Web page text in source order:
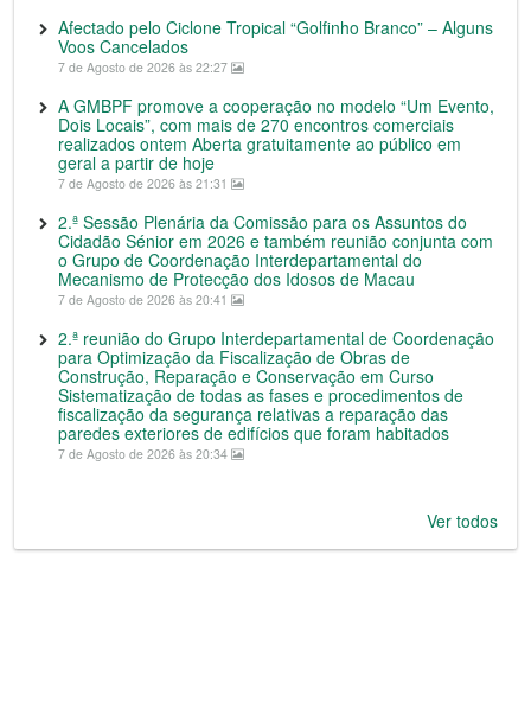
Afectado pelo Ciclone Tropical “Golfinho Branco” – Alguns
Voos Cancelados
7 de Agosto de 2026 às 22:27
A GMBPF promove a cooperação no modelo “Um Evento,
Dois Locais”, com mais de 270 encontros comerciais
realizados ontem Aberta gratuitamente ao público em
geral a partir de hoje
7 de Agosto de 2026 às 21:31
2.ª Sessão Plenária da Comissão para os Assuntos do
Cidadão Sénior em 2026 e também reunião conjunta com
o Grupo de Coordenação Interdepartamental do
Mecanismo de Protecção dos Idosos de Macau
7 de Agosto de 2026 às 20:41
2.ª reunião do Grupo Interdepartamental de Coordenação
para Optimização da Fiscalização de Obras de
Construção, Reparação e Conservação em Curso
Sistematização de todas as fases e procedimentos de
fiscalização da segurança relativas a reparação das
paredes exteriores de edifícios que foram habitados
7 de Agosto de 2026 às 20:34
Ver todos